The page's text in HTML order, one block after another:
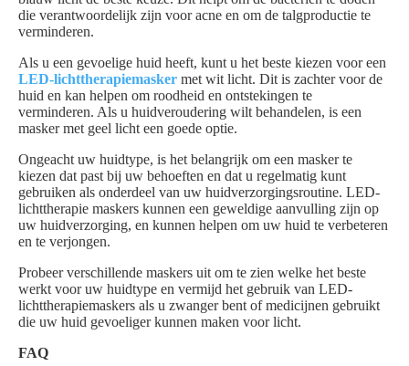
die verantwoordelijk zijn voor acne en om de talgproductie te
verminderen.
Als u een gevoelige huid heeft, kunt u het beste kiezen voor een
LED-lichttherapiemasker met wit licht. Dit is zachter voor de
huid en kan helpen om roodheid en ontstekingen te
verminderen. Als u huidveroudering wilt behandelen, is een
masker met geel licht een goede optie.
Ongeacht uw huidtype, is het belangrijk om een masker te
kiezen dat past bij uw behoeften en dat u regelmatig kunt
gebruiken als onderdeel van uw huidverzorgingsroutine. LED-
lichttherapie maskers kunnen een geweldige aanvulling zijn op
uw huidverzorging, en kunnen helpen om uw huid te verbeteren
en te verjongen.
Probeer verschillende maskers uit om te zien welke het beste
werkt voor uw huidtype en vermijd het gebruik van LED-
lichttherapiemaskers als u zwanger bent of medicijnen gebruikt
die uw huid gevoeliger kunnen maken voor licht.
FAQ